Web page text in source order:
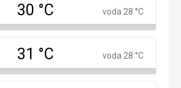
30 °C voda 28 °C
31 °C voda 28 °C